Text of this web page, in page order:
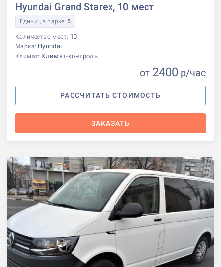
Hyundai Grand Starex, 10 мест
Единиц в парке: 5
Количество мест: 10
Марка: Hyundai
Климат: Климат-контроль
от 2400 р/час
РАССЧИТАТЬ СТОИМОСТЬ
ЗАКАЗАТЬ